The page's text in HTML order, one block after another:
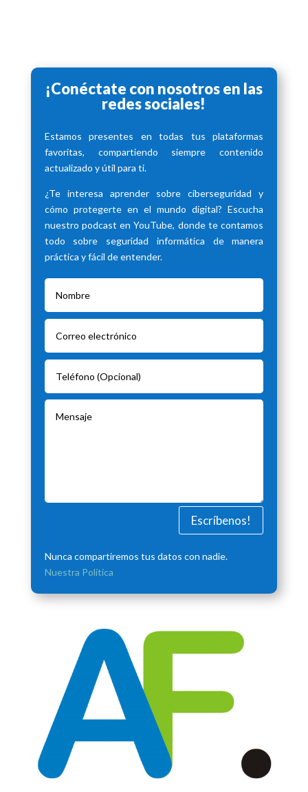
¡Conéctate con nosotros en las
redes sociales!
Estamos presentes en todas tus plataformas
favoritas, compartiendo siempre contenido
actualizado y útil para ti.
¿Te interesa aprender sobre ciberseguridad y
cómo protegerte en el mundo digital? Escucha
nuestro podcast en YouTube, donde te contamos
todo sobre seguridad informática de manera
práctica y fácil de entender.
Escríbenos!
Nunca compartiremos tus datos con nadie.
Nuestra Política